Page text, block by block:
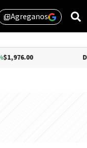
library_addAgreganos
DÓLAR MEP